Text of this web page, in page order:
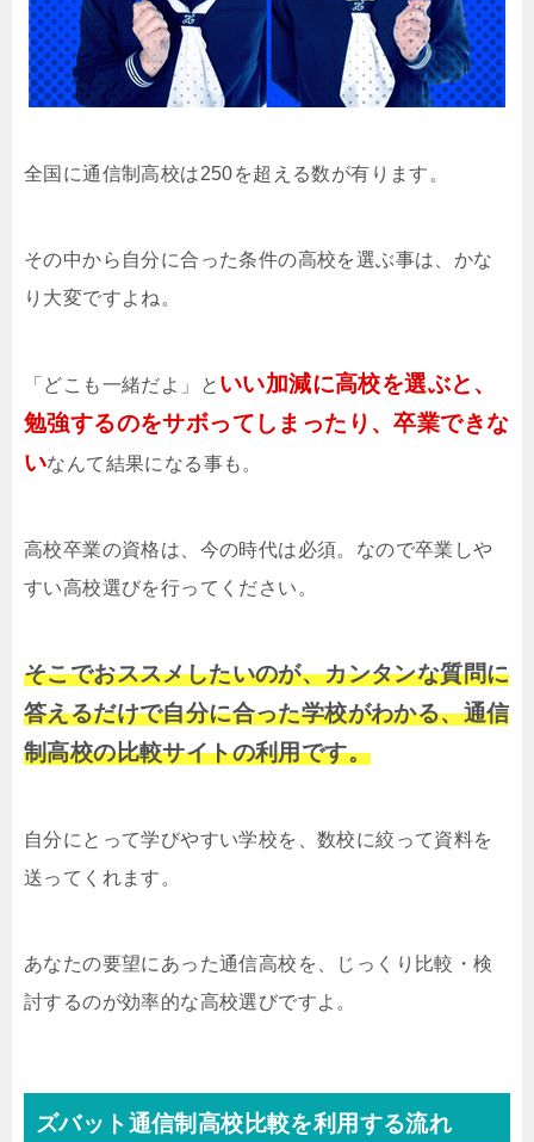
全国に通信制高校は250を超える数が有ります。
その中から自分に合った条件の高校を選ぶ事は、かな
り大変ですよね。
「どこも一緒だよ」と いい加減に高校を選ぶと、
勉強するのをサボってしまったり、卒業できな
いなんて結果になる事も。
高校卒業の資格は、今の時代は必須。なので卒業しや
すい高校選びを行ってください。
そこでおススメしたいのが、カンタンな質問に
答えるだけで自分に合った学校がわかる、通信
制高校の比較サイトの利用です。
自分にとって学びやすい学校を、数校に絞って資料を
送ってくれます。
あなたの要望にあった通信高校を、じっくり比較・検
討するのが効率的な高校選びですよ。
ズバット通信制高校比較を利用する流れ